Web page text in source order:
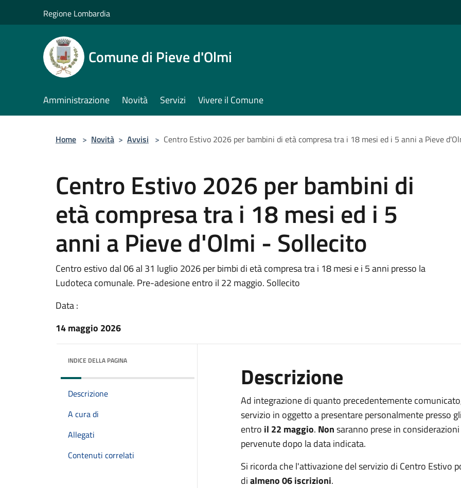
Regione Lombardia
Comune di Pieve d'Olmi
Amministrazione Novità Servizi Vivere il Comune
Home > Novità > Avvisi > Centro Estivo 2026 per bambini di età compresa tra i 18 mesi ed i 5 anni a Pieve
Centro Estivo 2026 per bambini di
età compresa tra i 18 mesi ed i 5
anni a Pieve d'Olmi - Sollecito
Centro estivo dal 06 al 31 luglio 2026 per bimbi di età compresa tra i 18 mesi e i 5 anni presso la
Ludoteca comunale. Pre-adesione entro il 22 maggio. Sollecito
Data :
14 maggio 2026
INDICE DELLA PAGINA
Descrizione
A cura di
Allegati
Contenuti correlati
Descrizione
Ad integrazione di quanto precedentemente
servizio in oggetto a presentare personalmente presso
entro il 22 maggio. Nonsaranno prese in
pervenute dopo la data indicata.
Si ricorda che l'attivazione del servizio di Centro Estivo
dialmeno 06 iscrizioni.